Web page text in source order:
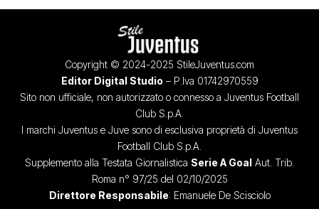
Copyright © 2024-2025 StileJuventus.com
Editor Digital Studio – P.Iva 01742970559
Sito non ufficiale, non autorizzato o connesso a Juventus Football
Club S.p.A.
I marchi Juventus e Juve sono di esclusiva proprietà di Juventus
Football Club S.p.A.
Supplemento alla Testata Giornalistica Serie A Goal Aut. Trib.
Roma n° 97/25 del 02/10/2025
Direttore Responsabile: Emanuele De Scisciolo